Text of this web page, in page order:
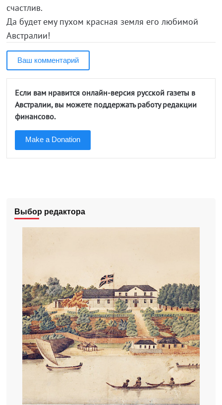
счастлив.
Да будет ему пухом красная земля его любимой
Австралии!
Ваш комментарий
Если вам нравится онлайн-версия русской газеты в
Австралии, вы можете поддержать работу редакции
финансово.
Make a Donation
Выбор редактора